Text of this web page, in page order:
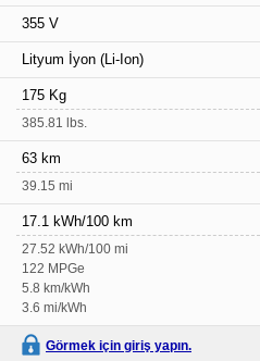
355 V
Lityum İyon (Li-Ion)
175 Kg
385.81 lbs.
63 km
39.15 mi
17.1 kWh/100 km
27.52 kWh/100 mi
122 MPGe
5.8 km/kWh
3.6 mi/kWh
Görmek için giriş yapın.